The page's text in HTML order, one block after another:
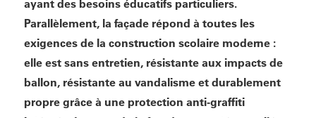
ayant des besoins éducatifs particuliers.
Parallèlement, la façade répond à toutes les
exigences de la construction scolaire moderne :
elle est sans entretien, résistante aux impacts de
ballon, résistante au vandalisme et durablement
propre grâce à une protection anti-graffiti